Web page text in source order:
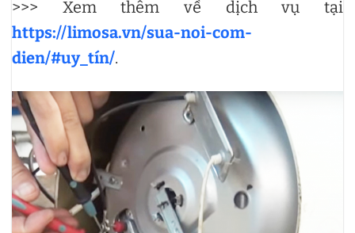
>>> Xem thêm về dịch vụ tại
https://limosa.vn/sua-noi-com-
dien/#uy_tín/.